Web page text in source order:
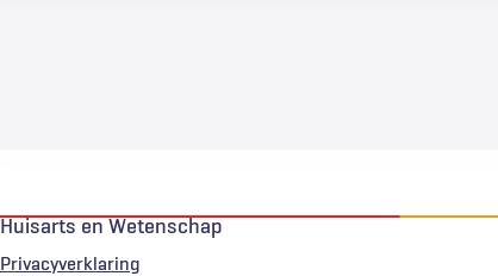
Huisarts en Wetenschap
Privacyverklaring